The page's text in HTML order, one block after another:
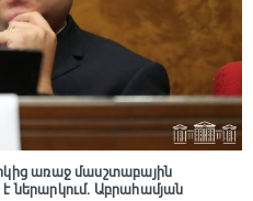
առաջ մասշտաբային
Աբրահամյան